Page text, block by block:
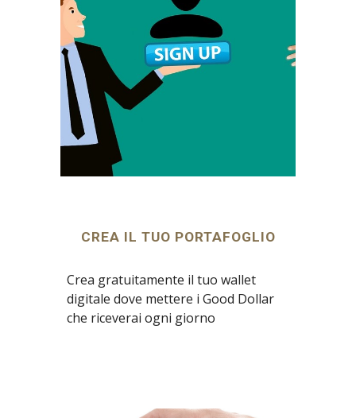
CREA IL TUO PORTAFOGLIO
Crea gratuitamente il tuo wallet
digitale dove mettere i Good Dollar
che riceverai ogni giorno